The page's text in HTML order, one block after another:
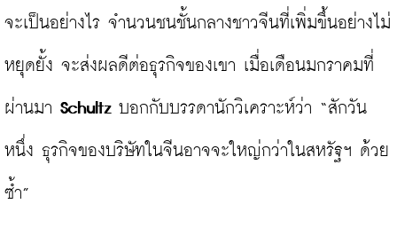
จะเป็นอย่างไร จำนวนชนชั้นกลางชาวจีนที่เพิ่มขึ้นอย่างไม่
หยุดยั้ง จะส่งผลดีต่อธุรกิจของเขา เมื่อเดือนมกราคมที่
ผ่านมา Schultz บอกกับบรรดานักวิเคราะห์ว่า “สักวัน
หนึ่ง ธุรกิจของบริษัทในจีนอาจจะใหญ่กว่าในสหรัฐฯ ด้วย
ซ้ำ”